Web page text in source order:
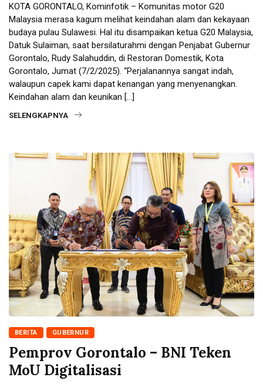
KOTA GORONTALO, Kominfotik – Komunitas motor G20
Malaysia merasa kagum melihat keindahan alam dan kekayaan
budaya pulau Sulawesi. Hal itu disampaikan ketua G20 Malaysia,
Datuk Sulaiman, saat bersilaturahmi dengan Penjabat Gubernur
Gorontalo, Rudy Salahuddin, di Restoran Domestik, Kota
Gorontalo, Jumat (7/2/2025). “Perjalanannya sangat indah,
walaupun capek kami dapat kenangan yang menyenangkan.
Keindahan alam dan keunikan […]
SELENGKAPNYA
BERITA GUBERNUR
Pemprov Gorontalo – BNI Teken
MoU Digitalisasi